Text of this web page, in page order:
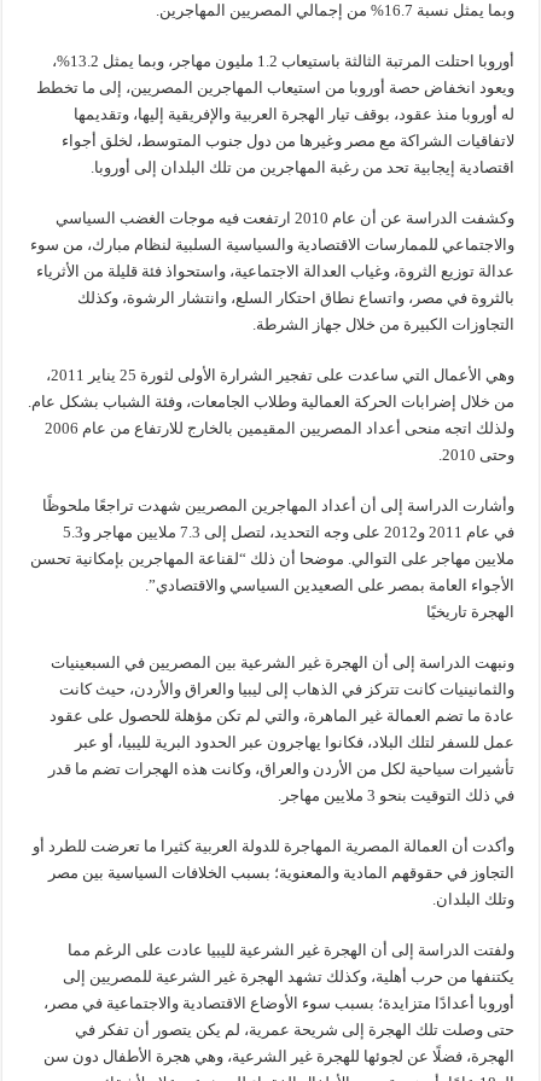
وبما يمثل نسبة 16.7% من إجمالي المصريين المهاجرين.
أوروبا احتلت المرتبة الثالثة باستيعاب 1.2 مليون مهاجر، وبما يمثل 13.2%،
ويعود انخفاض حصة أوروبا من استيعاب المهاجرين المصريين، إلى ما تخطط
له أوروبا منذ عقود، بوقف تيار الهجرة العربية والإفريقية إليها، وتقديمها
لاتفاقيات الشراكة مع مصر وغيرها من دول جنوب المتوسط، لخلق أجواء
اقتصادية إيجابية تحد من رغبة المهاجرين من تلك البلدان إلى أوروبا.
وكشفت الدراسة عن أن عام 2010 ارتفعت فيه موجات الغضب السياسي
والاجتماعي للممارسات الاقتصادية والسياسية السلبية لنظام مبارك، من سوء
عدالة توزيع الثروة، وغياب العدالة الاجتماعية، واستحواذ فئة قليلة من الأثرياء
بالثروة في مصر، واتساع نطاق احتكار السلع، وانتشار الرشوة، وكذلك
التجاوزات الكبيرة من خلال جهاز الشرطة.
وهي الأعمال التي ساعدت على تفجير الشرارة الأولى لثورة 25 يناير 2011،
من خلال إضرابات الحركة العمالية وطلاب الجامعات، وفئة الشباب بشكل عام.
ولذلك اتجه منحى أعداد المصريين المقيمين بالخارج للارتفاع من عام 2006
وحتى 2010.
وأشارت الدراسة إلى أن أعداد المهاجرين المصريين شهدت تراجعًا ملحوظًا
في عام 2011 و2012 على وجه التحديد، لتصل إلى 7.3 ملايين مهاجر و5.3
ملايين مهاجر على التوالي. موضحا أن ذلك “لقناعة المهاجرين بإمكانية تحسن
الأجواء العامة بمصر على الصعيدين السياسي والاقتصادي”.
الهجرة تاريخيًا
ونبهت الدراسة إلى أن الهجرة غير الشرعية بين المصريين في السبعينيات
والثمانينيات كانت تتركز في الذهاب إلى ليبيا والعراق والأردن، حيث كانت
عادة ما تضم العمالة غير الماهرة، والتي لم تكن مؤهلة للحصول على عقود
عمل للسفر لتلك البلاد، فكانوا يهاجرون عبر الحدود البرية لليبيا، أو عبر
تأشيرات سياحية لكل من الأردن والعراق، وكانت هذه الهجرات تضم ما قدر
في ذلك التوقيت بنحو 3 ملايين مهاجر.
وأكدت أن العمالة المصرية المهاجرة للدولة العربية كثيرا ما تعرضت للطرد أو
التجاوز في حقوقهم المادية والمعنوية؛ بسبب الخلافات السياسية بين مصر
وتلك البلدان.
ولفتت الدراسة إلى أن الهجرة غير الشرعية لليبيا عادت على الرغم مما
يكتنفها من حرب أهلية، وكذلك تشهد الهجرة غير الشرعية للمصريين إلى
أوروبا أعدادًا متزايدة؛ بسبب سوء الأوضاع الاقتصادية والاجتماعية في مصر،
حتى وصلت تلك الهجرة إلى شريحة عمرية، لم يكن يتصور أن تفكر في
الهجرة، فضلًا عن لجوئها للهجرة غير الشرعية، وهي هجرة الأطفال دون سن